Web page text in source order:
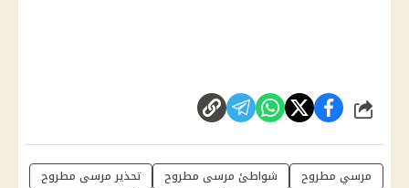
شارك
مرسي مطروح شواطئ مرسى مطروح
تحذير مرسى مطروح